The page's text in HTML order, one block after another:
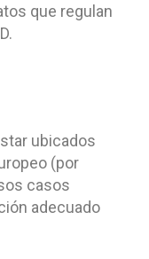
que regulan
ubicados
(por
casos
adecuado